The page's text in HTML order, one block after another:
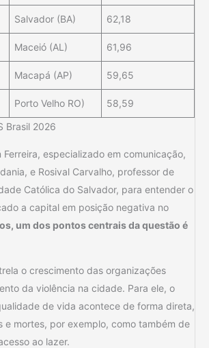
Salvador (BA) 62,18
Maceió (AL) 61,96
Macapá (AP) 59,65
Porto Velho RO)
58,59
Brasil 2026
Ferreira, especializado em comunicação,
e Rosival Carvalho, professor de
Católica do Salvador, para entender o
a capital em posição negativa no
um dos pontos centrais da questão é
o crescimento das organizações
da violência na cidade. Para ele, o
de vida acontece de forma direta,
e mortes, por exemplo, como também de
ao lazer.